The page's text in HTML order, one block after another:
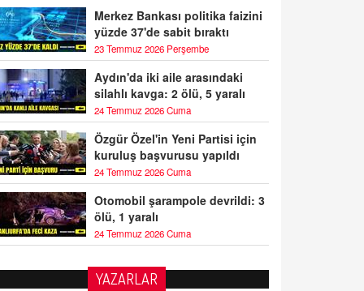
Merkez Bankası politika faizini
yüzde 37'de sabit bıraktı
23 Temmuz 2026 Perşembe
Aydın'da iki aile arasındaki
silahlı kavga: 2 ölü, 5 yaralı
24 Temmuz 2026 Cuma
Özgür Özel'in Yeni Partisi için
kuruluş başvurusu yapıldı
24 Temmuz 2026 Cuma
Otomobil şarampole devrildi: 3
ölü, 1 yaralı
24 Temmuz 2026 Cuma
YAZARLAR